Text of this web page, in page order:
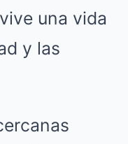
una vida
y las